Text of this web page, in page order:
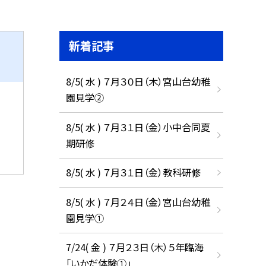
新着記事
8/5( 水 ) ７月３０日（木）宮山台幼稚
園見学②
8/5( 水 ) ７月３１日（金）小中合同夏
期研修
8/5( 水 ) ７月３１日（金）教科研修
8/5( 水 ) ７月２４日（金）宮山台幼稚
園見学①
7/24( 金 ) ７月２３日（木）５年臨海